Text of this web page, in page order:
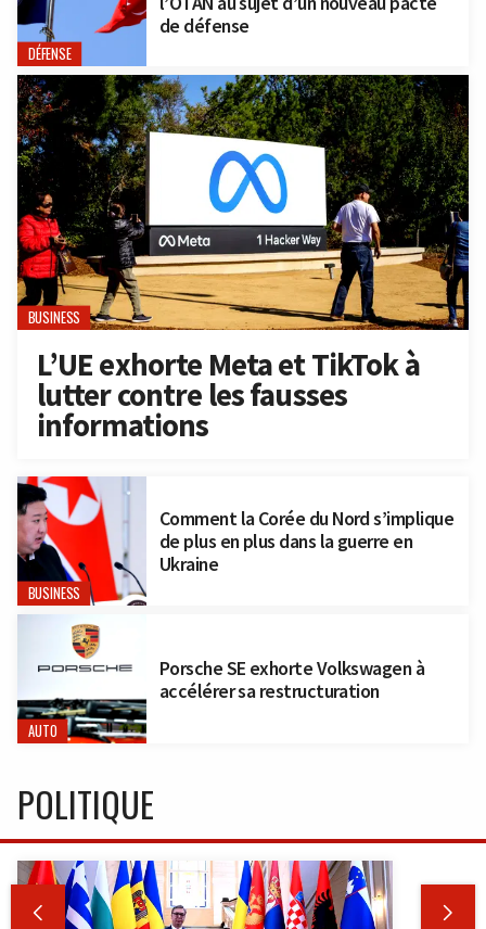
DÉFENSE
de défense
BUSINESS
L’UE exhorte Meta et TikTok à
lutter contre les fausses
informations
BUSINESS
Comment la Corée du Nord s’implique
de plus en plus dans la guerre en
Ukraine
AUTO
Porsche SE exhorte Volkswagen à
accélérer sa restructuration
POLITIQUE
 